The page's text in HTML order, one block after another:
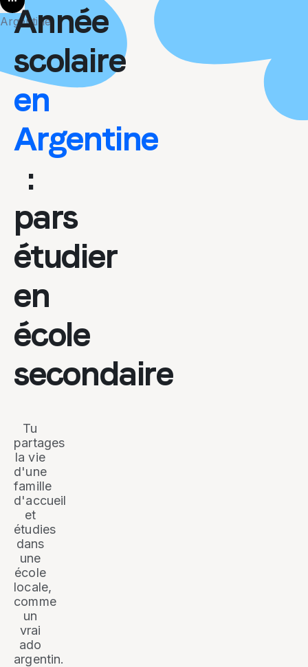
More
Argentine
Année
scolaire
en
Argentine
:
pars
étudier
en
école
secondaire
Tu
partages
la vie
d'une
famille
d'accueil
et
étudies
dans
une
école
locale,
comme
un
vrai
ado
argentin.